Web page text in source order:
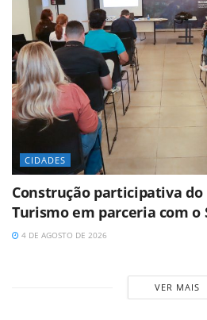
CIDADES
Construção participativa
Turismo em parceria com o
4 DE AGOSTO DE 2026
VER MAIS